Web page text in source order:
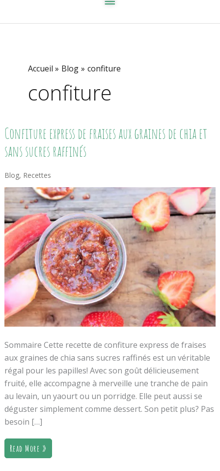
Accueil Blog confiture
confiture
Confiture express de fraises aux graines de chia et
sans sucres raffinés
Blog, Recettes
Sommaire Cette recette de confiture express de fraises
aux graines de chia sans sucres raffinés est un véritable
régal pour les papilles! Avec son goût délicieusement
fruité, elle accompagne à merveille une tranche de pain
au levain, un yaourt ou un porridge. Elle peut aussi se
déguster simplement comme dessert. Son petit plus? Pas
besoin […]
Confiture
Express
De
Fraises
Graines
De
Chia
Et
Sans
Sucres
Raffinés
Read More »